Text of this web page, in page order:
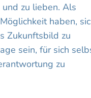
zu lieben. Als
haben,
Zukunftsbild zu
sein, für sich
zu